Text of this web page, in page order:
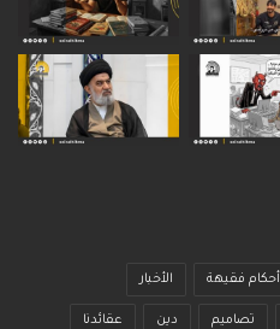
أحكام فقيهة الأخبار
تصاميم دين عقائدنا